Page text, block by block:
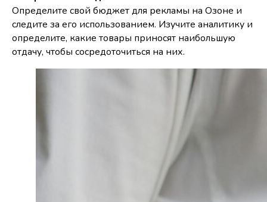
Определите свой бюджет для рекламы на Озоне и
следите за его использованием. Изучите аналитику и
определите, какие товары приносят наибольшую
отдачу, чтобы сосредоточиться на них.